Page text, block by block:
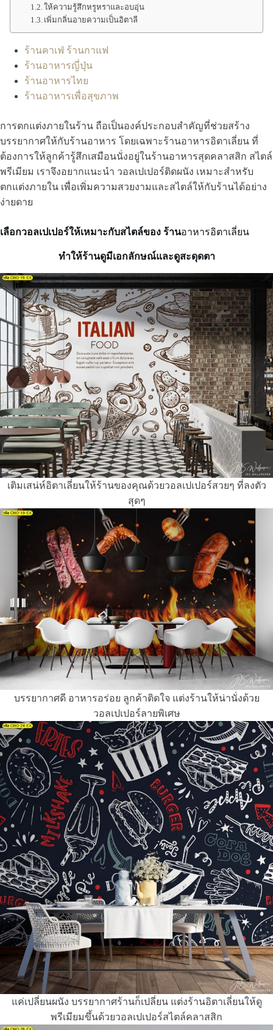
ให้ความรู้สึกหรูหราและอบอุ่น
เพิ่มกลิ่นอายความเป็นอิตาลี
ร้านคาเฟ่ ร้านกาแฟ
ร้านอาหารญี่ปุ่น
ร้านอาหารไทย
ร้านอาหารเพื่อสุขภาพ
การตกแต่งภายในร้าน ถือเป็นองค์ประกอบสำคัญที่ช่วยสร้าง
บรรยากาศให้กับร้านอาหาร โดยเฉพาะร้านอาหารอิตาเลี่ยน ที่
ต้องการให้ลูกค้ารู้สึกเสมือนนั่งอยู่ในร้านอาหารสุดคลาสสิก สไตล์
พรีเมียม เราจึงอยากแนะนำ วอลเปเปอร์ติดผนัง เหมาะสำหรับ
ตกแต่งภายใน เพื่อเพิ่มความสวยงามและสไตล์ให้กับร้านได้อย่าง
ง่ายดาย
เลือกวอลเปเปอร์ให้เหมาะกับสไตล์ของ ร้านอาหารอิตาเลี่ยน
ทำให้ร้านดูมีเอกลักษณ์และดูสะดุดตา
เติมเสน่ห์อิตาเลี่ยนให้ร้านของคุณด้วยวอลเปเปอร์สวยๆ ที่ลงตัว
สุดๆ
บรรยากาศดี อาหารอร่อย ลูกค้าติดใจ แต่งร้านให้น่านั่งด้วย
วอลเปเปอร์ลายพิเศษ
แค่เปลี่ยนผนัง บรรยากาศร้านก็เปลี่ยน แต่งร้านอิตาเลี่ยนให้ดู
พรีเมียมขึ้นด้วยวอลเปเปอร์สไตล์คลาสสิก